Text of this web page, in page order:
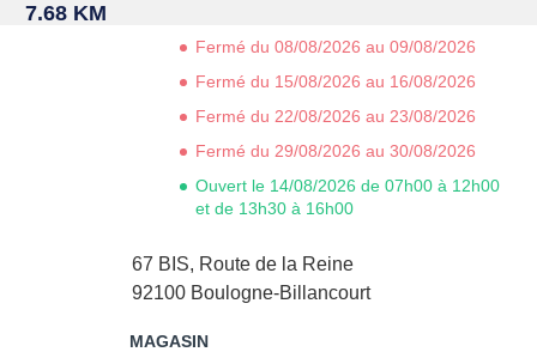
7.68 KM
67 BIS, Route de la Reine
92100 Boulogne-Billancourt
Fermé du 08/08/2026 au 09/08/2026
Fermé du 15/08/2026 au 16/08/2026
Fermé du 22/08/2026 au 23/08/2026
Fermé du 29/08/2026 au 30/08/2026
Ouvert le 14/08/2026 de 07h00 à 12h00
et de 13h30 à 16h00